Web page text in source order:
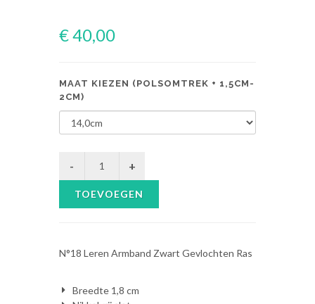
€ 40,00
MAAT KIEZEN (POLSOMTREK + 1,5CM-
2CM)
TOEVOEGEN
N°18 Leren Armband Zwart Gevlochten Ras
Breedte 1,8 cm